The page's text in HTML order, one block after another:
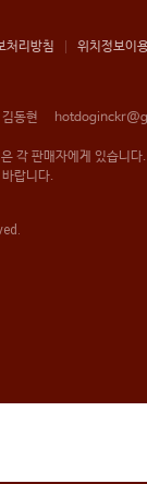
처리방침 위치정보이
동현
각 판매자에게 있습니
랍니다.